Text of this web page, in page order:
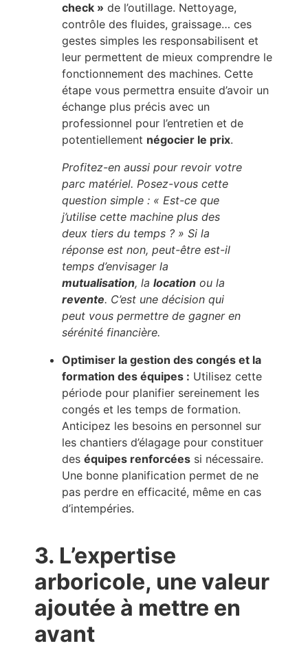
check » de l’outillage. Nettoyage,
contrôle des fluides, graissage… ces
gestes simples les responsabilisent et
leur permettent de mieux comprendre le
fonctionnement des machines. Cette
étape vous permettra ensuite d’avoir un
échange plus précis avec un
professionnel pour l’entretien et de
potentiellement négocier le prix.
Profitez-en aussi pour revoir votre
parc matériel. Posez-vous cette
question simple : « Est-ce que
j’utilise cette machine plus des
deux tiers du temps ? » Si la
réponse est non, peut-être est-il
temps d’envisager la
mutualisation, la location ou la
revente. C’est une décision qui
peut vous permettre de gagner en
sérénité financière.
Optimiser la gestion des congés et la
formation des équipes : Utilisez cette
période pour planifier sereinement les
congés et les temps de formation.
Anticipez les besoins en personnel sur
les chantiers d’élagage pour constituer
des équipes renforcées si nécessaire.
Une bonne planification permet de ne
pas perdre en efficacité, même en cas
d’intempéries.
3. L’expertise
arboricole, une valeur
ajoutée à mettre en
avant